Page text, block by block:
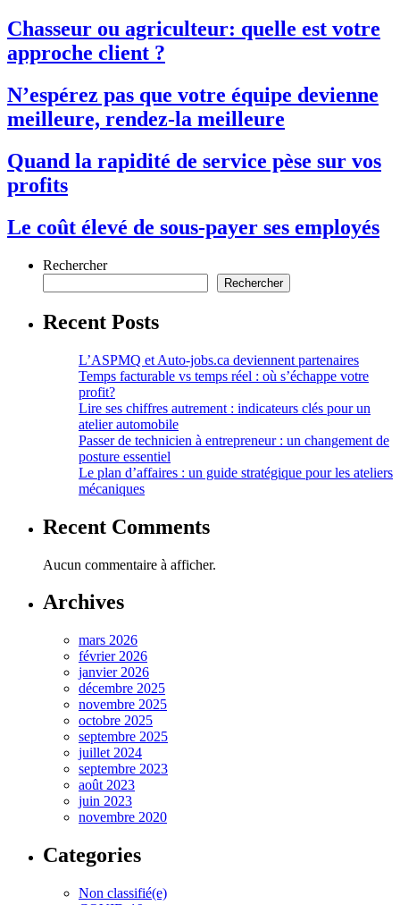
Chasseur ou agriculteur: quelle est votre
approche client ?
N’espérez pas que votre équipe devienne
meilleure, rendez-la meilleure
Quand la rapidité de service pèse sur vos
profits
Le coût élevé de sous-payer ses employés
Rechercher
Rechercher
Recent Posts
L’ASPMQ et Auto-jobs.ca deviennent partenaires
Temps facturable vs temps réel : où s’échappe votre
profit?
Lire ses chiffres autrement : indicateurs clés pour un
atelier automobile
Passer de technicien à entrepreneur : un changement de
posture essentiel
Le plan d’affaires : un guide stratégique pour les ateliers
mécaniques
Recent Comments
Aucun commentaire à afficher.
Archives
mars 2026
février 2026
janvier 2026
décembre 2025
novembre 2025
octobre 2025
septembre 2025
juillet 2024
septembre 2023
août 2023
juin 2023
novembre 2020
Categories
Non classifié(e)